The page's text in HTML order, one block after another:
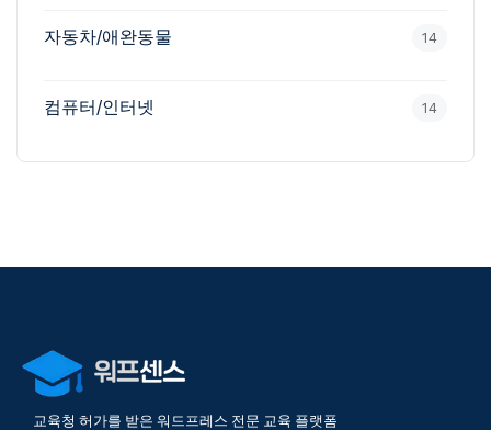
자동차/애완동물 14
컴퓨터/인터넷 14
교육청 허가를 받은 워드프레스 전문 교육 플랫폼